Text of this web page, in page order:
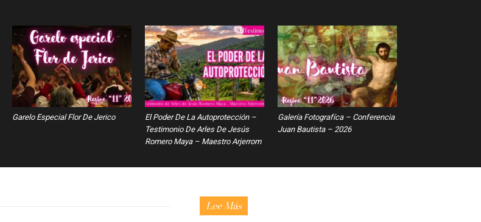
Garelo Especial Flor De Jerico
El Poder De La Autoprotección –
Testimonio De Arles De Jesús
Romero Maya – Maestro Arjerrom
Galería Fotografíca – Conferencia
Juan Bautista – 2026
Lee Más